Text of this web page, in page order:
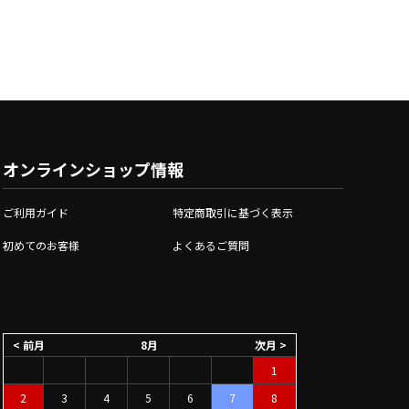
オンラインショップ情報
ご利用ガイド 特定商取引に基づく表示
初めてのお客様 よくあるご質問
8月
< 前月
次月 >
1
2
3 4 5 6 7 8